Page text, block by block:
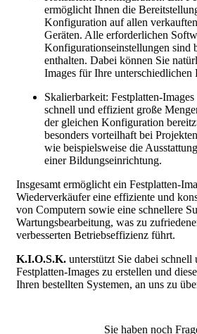
ermöglicht Ihnen die
Konfiguration auf allen
Geräten. Alle erforderlichen
Konfigurationseinstellungen sind
enthalten. Dabei können Sie
Images für Ihre unterschiedlichen
Skalierbarkeit: Festplatten-
schnell und effizient große
der gleichen Konfiguration
besonders vorteilhaft bei
wie beispielsweise die
einer Bildungseinrichtung.
Insgesamt ermöglicht ein Festplatten-
Wiederverkäufer eine effiziente und
von Computern sowie eine schnellere
Wartungsbearbeitung, was zu
verbesserten Betriebseffizienz führt.
K.I.O.S.K. unterstützt Sie dabei schnell
Festplatten-Images zu erstellen und
Ihren bestellten Systemen, an uns zu
Sie haben noch